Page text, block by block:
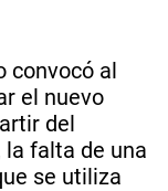
convocó al
el nuevo
del
falta de una
se utiliza